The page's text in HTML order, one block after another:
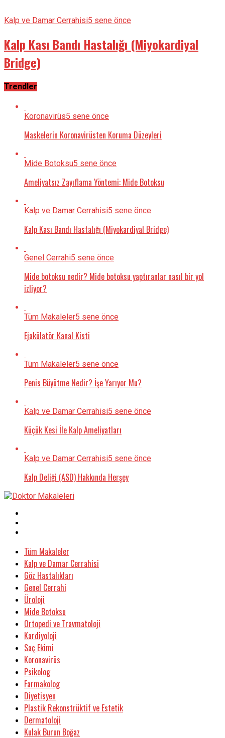
Kalp ve Damar Cerrahisi5 sene önce
Kalp Kası Bandı Hastalığı (Miyokardiyal
Bridge)
Trendler
Koronavirüs5 sene önce
Maskelerin Koronavirüsten Koruma Düzeyleri
Mide Botoksu5 sene önce
Ameliyatsız Zayıflama Yöntemi: Mide Botoksu
Kalp ve Damar Cerrahisi5 sene önce
Kalp Kası Bandı Hastalığı (Miyokardiyal Bridge)
Genel Cerrahi5 sene önce
Mide botoksu nedir? Mide botoksu yaptıranlar nasıl bir yol
izliyor?
Tüm Makaleler5 sene önce
Ejakülatör Kanal Kisti
Tüm Makaleler5 sene önce
Penis Büyütme Nedir? İşe Yarıyor Mu?
Kalp ve Damar Cerrahisi5 sene önce
Küçük Kesi İle Kalp Ameliyatları
Kalp ve Damar Cerrahisi5 sene önce
Kalp Deliği (ASD) Hakkında Herşey
Tüm Makaleler
Kalp ve Damar Cerrahisi
Göz Hastalıkları
Genel Cerrahi
Üroloji
Mide Botoksu
Ortopedi ve Travmatoloji
Kardiyoloji
Saç Ekimi
Koronavirüs
Psikolog
Farmakolog
Diyetisyen
Plastik Rekonstrüktif ve Estetik
Dermatoloji
Kulak Burun Boğaz